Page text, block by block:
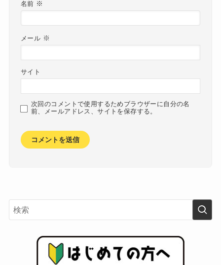
名前 ※
メール ※
サイト
次回のコメントで使用するためブラウザーに自分の名
前、メールアドレス、サイトを保存する。